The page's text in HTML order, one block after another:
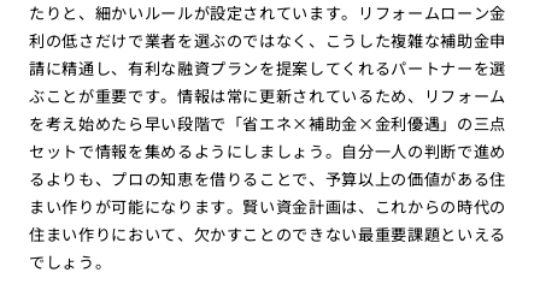
たりと、細かいルールが設定されています。リフォームローン金
利の低さだけで業者を選ぶのではなく、こうした複雑な補助金申
請に精通し、有利な融資プランを提案してくれるパートナーを選
ぶことが重要です。情報は常に更新されているため、リフォーム
を考え始めたら早い段階で「省エネ×補助金×金利優遇」の三点
セットで情報を集めるようにしましょう。自分一人の判断で進め
るよりも、プロの知恵を借りることで、予算以上の価値がある住
まい作りが可能になります。賢い資金計画は、これからの時代の
住まい作りにおいて、欠かすことのできない最重要課題といえる
でしょう。